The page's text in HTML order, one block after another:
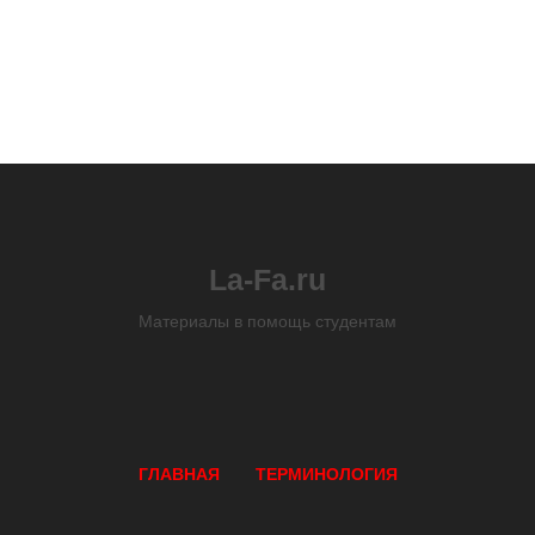
La-Fa.ru
Материалы в помощь студентам
ГЛАВНАЯ ТЕРМИНОЛОГИЯ